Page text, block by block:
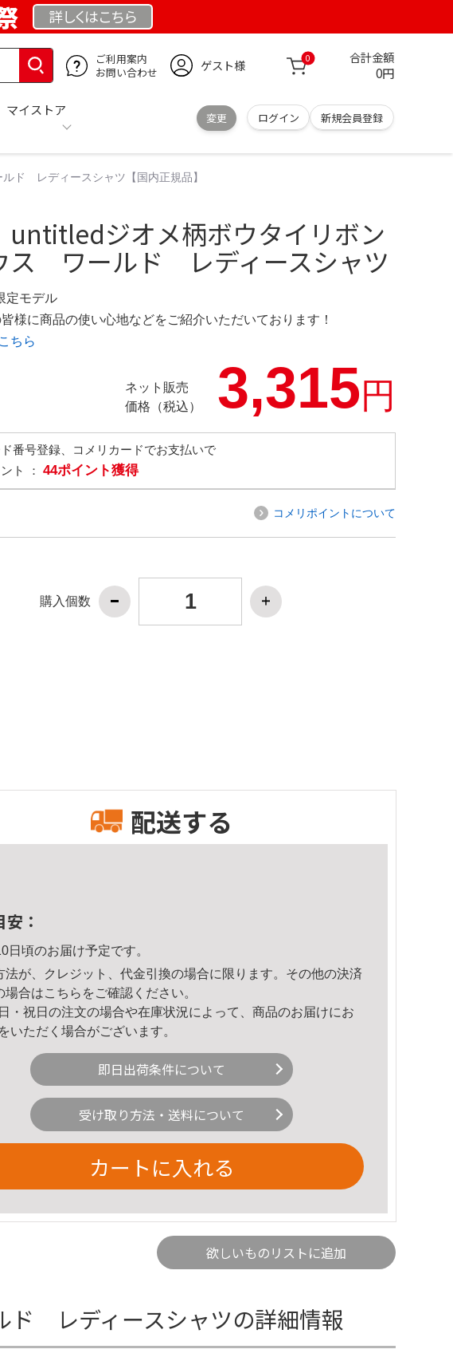
詳しくはこちら
ご利用案内
お問い合わせ
ゲスト様 0 合計金額
0円
マイストア
変更 ログイン 新規会員登録
ド レディースシャツ【国内正規品】
ジオメ柄ボウタイリボン
ス ワールド レディースシャツ
定モデル
様に商品の使い心地などをご紹介いただいております！
ちら
ネット販売
価格（税込）
3,315円
番号登録、コメリカードでお支払いで
ト ： 44ポイント獲得
コメリポイントについて
購入個数
配送する
：
日頃のお届け予定です。
法が、クレジット、代金引換の場合に限ります。その他の決済
場合はこちら をご確認ください。
・祝日の注文の場合や在庫状況によって、商品のお届けにお
いただく場合がございます。
即日出荷条件について
受け取り方法・送料について
カートに入れる
欲しいものリストに追加
レディースシャツの詳細情報